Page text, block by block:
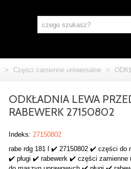
> Części zamienne uniwersalne >
ODKŁADNIA LEWA
RABEWERK 27150802
Indeks: 27150802
rabe rdg 181 l ✔️ 27150802 ✔️ części do
✔️ pługi ✔️ rabewerk ✔️ części zamienne